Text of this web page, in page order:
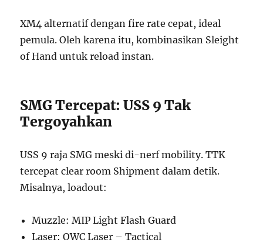
XM4 alternatif dengan fire rate cepat, ideal
pemula. Oleh karena itu, kombinasikan Sleight
of Hand untuk reload instan.
SMG Tercepat: USS 9 Tak
Tergoyahkan
USS 9 raja SMG meski di-nerf mobility. TTK
tercepat clear room Shipment dalam detik.
Misalnya, loadout:
Muzzle: MIP Light Flash Guard
Laser: OWC Laser – Tactical